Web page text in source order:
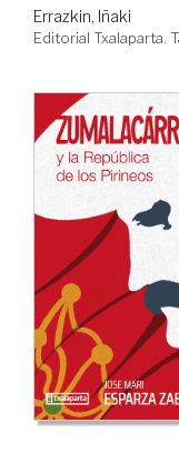
Errazkin, Iñaki
Editorial Txalaparta.